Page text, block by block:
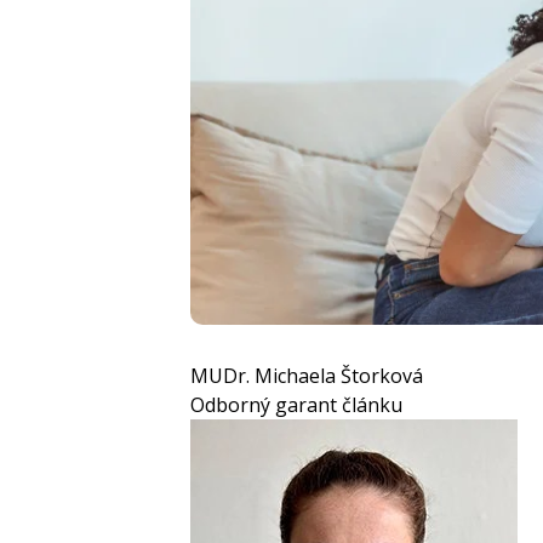
MUDr. Michaela Štorková
Odborný garant článku